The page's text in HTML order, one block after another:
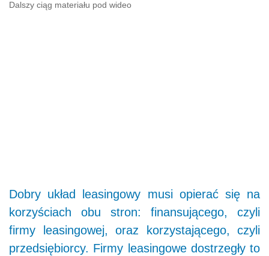
Dalszy ciąg materiału pod wideo
Dobry układ leasingowy musi opierać się na
korzyściach obu stron: finansującego, czyli
firmy leasingowej, oraz korzystającego, czyli
przedsiębiorcy. Firmy leasingowe dostrzegły to